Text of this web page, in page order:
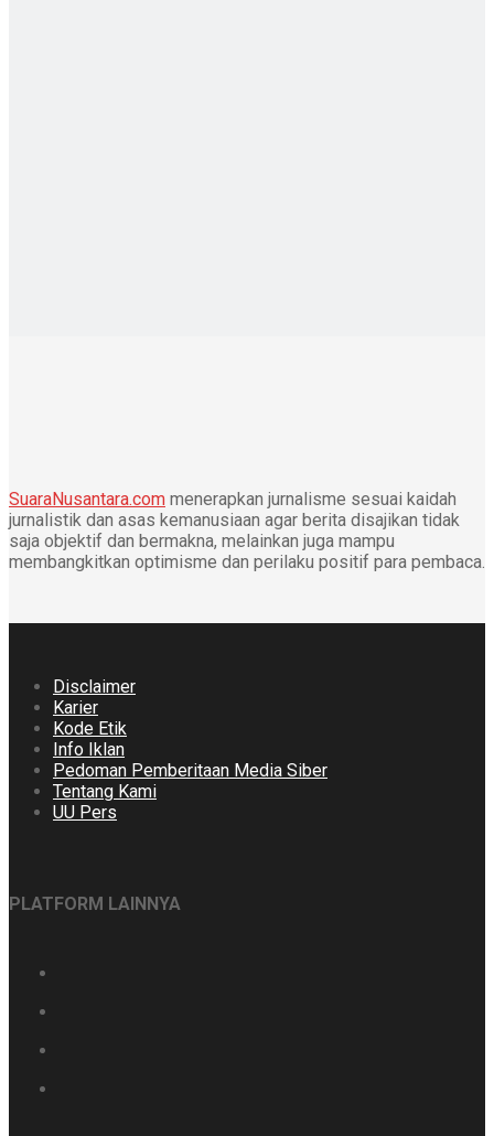
SuaraNusantara.com menerapkan jurnalisme sesuai kaidah
jurnalistik dan asas kemanusiaan agar berita disajikan tidak
saja objektif dan bermakna, melainkan juga mampu
membangkitkan optimisme dan perilaku positif para pembaca.
Disclaimer
Karier
Kode Etik
Info Iklan
Pedoman Pemberitaan Media Siber
Tentang Kami
UU Pers
PLATFORM LAINNYA